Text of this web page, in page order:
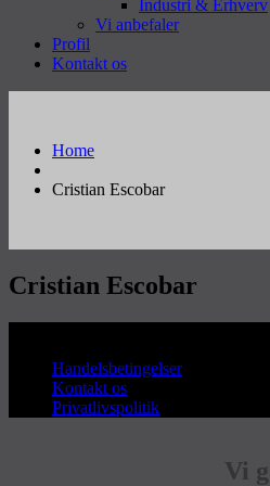
Industri & Erhverv
Vi anbefaler
Profil
Kontakt os
Home
Cristian Escobar
Cristian Escobar
Handelsbetingelser
Kontakt os
Privatlivspolitik
Vi